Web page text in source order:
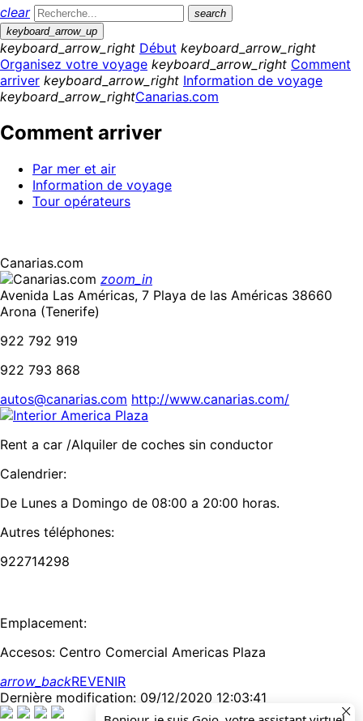
clear
search
keyboard_arrow_up
keyboard_arrow_right Début keyboard_arrow_right
Organisez votre voyage keyboard_arrow_right Comment
arriver keyboard_arrow_right Information de voyage
keyboard_arrow_rightCanarias.com
Comment arriver
Par mer et air
Information de voyage
Tour opérateurs
Canarias.com
zoom_in
Avenida Las Américas, 7 Playa de las Américas 38660
Arona (Tenerife)
922 792 919
922 793 868
autos@canarias.com http://www.canarias.com/
Rent a car /Alquiler de coches sin conductor
Calendrier:
De Lunes a Domingo de 08:00 a 20:00 horas.
Autres téléphones:
922714298
Emplacement:
Accesos: Centro Comercial Americas Plaza
arrow_backREVENIR
Dernière modification: 09/12/2020 12:03:41